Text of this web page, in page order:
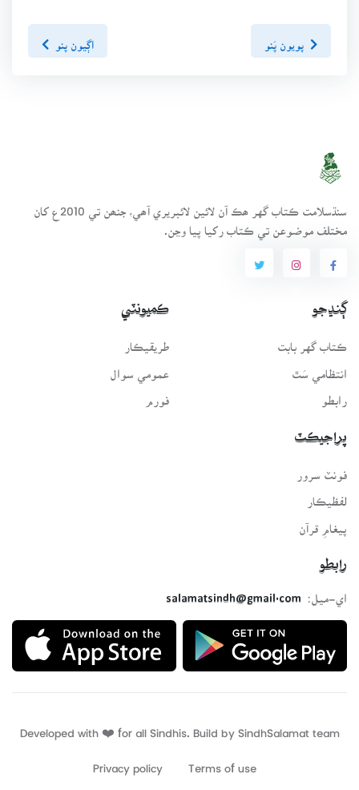
پويون پَنو اڳيون پنو
سنڌسلامت ڪتاب گهر ھڪ آن لائين لائبريري آھي، جنھن تي 2010ع کان
مختلف موضوعن تي ڪتاب رکيا پيا وڃن.
ڳنڍجو
ڪتاب گهر بابت
انتظامي سَٿ
رابطو
ڪميونٽي
طريقيڪار
عمومي سوال
فورم
پراجيڪٽ
لفظيڪار
پيغامِ قرآن
رابطو
اي-ميل:
salamatsindh@gmail.com
Developed with ❤️ for all Sindhis. Build by
Terms of use